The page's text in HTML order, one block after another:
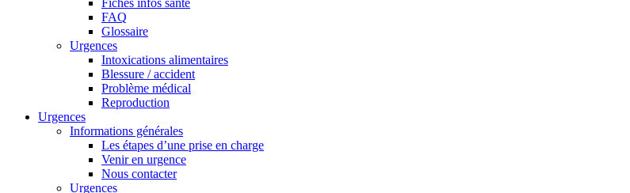
Fiches infos santé
FAQ
Glossaire
Urgences
Intoxications alimentaires
Blessure / accident
Problème médical
Reproduction
Urgences
Informations générales
Les étapes d’une prise en charge
Venir en urgence
Nous contacter
Urgences